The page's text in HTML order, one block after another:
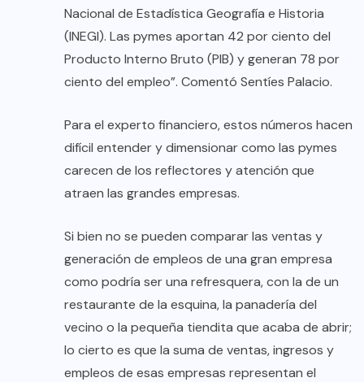
Nacional de Estadística Geografía e Historia
(INEGI). Las pymes aportan 42 por ciento del
Producto Interno Bruto (PIB) y generan 78 por
ciento del empleo”. Comentó Sentíes Palacio.
Para el experto financiero, estos números hacen
difícil entender y dimensionar como las pymes
carecen de los reflectores y atención que
atraen las grandes empresas.
Si bien no se pueden comparar las ventas y
generación de empleos de una gran empresa
como podría ser una refresquera, con la de un
restaurante de la esquina, la panadería del
vecino o la pequeña tiendita que acaba de abrir;
lo cierto es que la suma de ventas, ingresos y
empleos de esas empresas representan el